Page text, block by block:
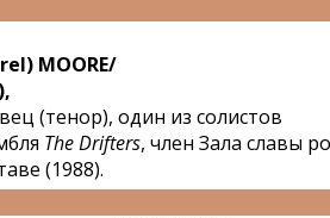
MOORE/
(тенор), один из солистов
The Drifters, член Зала славы
(1988).